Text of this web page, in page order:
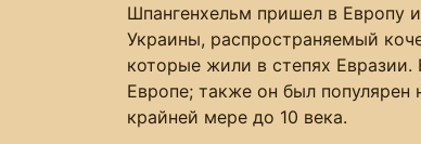
Шпангенхельм пришел в Европу
Украины, распространяемый
которые жили в степях
Европе; также он был
крайней мере до 10 века.